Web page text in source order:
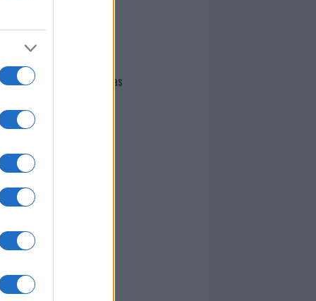
Giovannimaria Cabras